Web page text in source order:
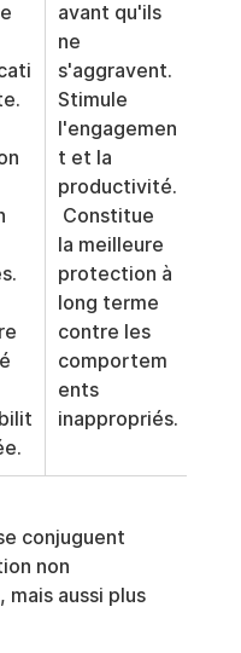
avant qu'ils
ne
s'aggravent.
Stimule
l'engagemen
t et la
productivité.
Constitue
la meilleure
protection à
long terme
contre les
comportem
ents
inappropriés.
conjuguent
non
aussi plus